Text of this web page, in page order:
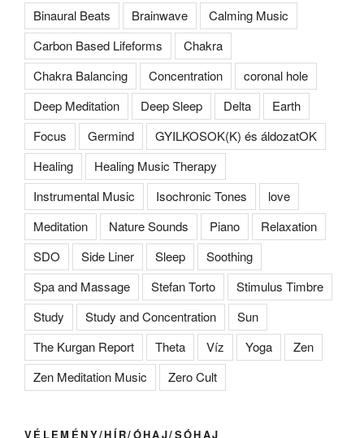
Binaural Beats
Brainwave
Calming Music
Carbon Based Lifeforms
Chakra
Chakra Balancing
Concentration
coronal hole
Deep Meditation
Deep Sleep Delta
Earth
Focus
Germind
GYILKOSOK(K) és áldozatOK
Healing
Healing Music Therapy
Instrumental Music
Isochronic Tones
love
Meditation
Nature Sounds Piano
Relaxation
SDO
Side Liner Sleep
Soothing
Spa and Massage
Stefan Torto
Stimulus Timbre
Study
Study and Concentration
Sun
The Kurgan Report
Theta Víz Yoga
Zen
Zen Meditation Music
Zero Cult
VÉLEMÉNY/HÍR/ÓHAJ/SÓHAJ